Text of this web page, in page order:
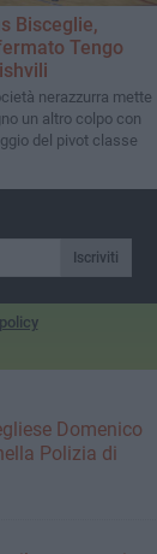
Bisceglie,
Tengo
nerazzurra mette
un altro colpo con
del pivot classe
Iscriviti
Domenico
Polizia di